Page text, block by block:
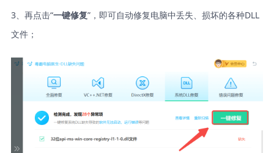
3、再点击“一键修复”，即可自动修复电脑中丢失、损坏的各种DLL
文件；